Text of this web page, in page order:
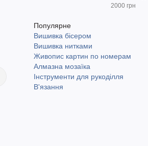
2000 грн
Популярне
Вишивка бісером
Вишивка нитками
Живопис картин по номерам
Алмазна мозаїка
Інструменти для рукоділля
В'язання